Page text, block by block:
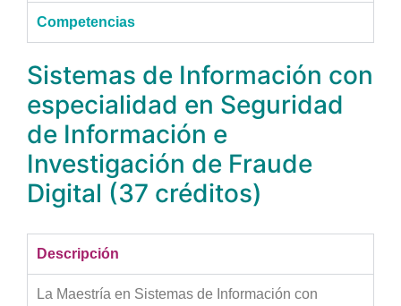
Competencias
Sistemas de Información con
especialidad en Seguridad
de Información e
Investigación de Fraude
Digital (37 créditos)
Descripción
La Maestría en Sistemas de Información con